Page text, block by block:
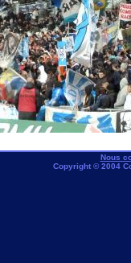
Nous
Copyright © 2004